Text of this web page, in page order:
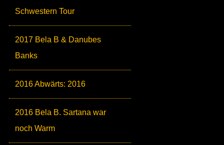
Schwestern Tour
2017 Bela B & Danubes
Banks
2016 Abwärts: 2016
2016 Bela B. Sartana war
noch Warm